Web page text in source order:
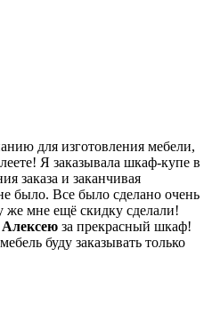
для изготовления мебели,
Я заказывала шкаф-купе в
заказа и заканчивая
было. Все было сделано очень
же мне ещё скидку сделали!
Алексею за прекрасный шкаф!
буду заказывать только